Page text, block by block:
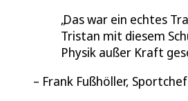
Das war ein echtes
Tristan mit diesem
Physik außer Kraft
Frank Fußhöller,